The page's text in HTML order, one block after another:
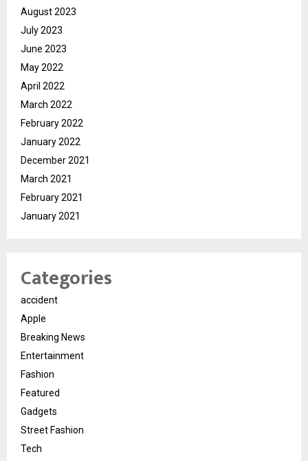
August 2023
July 2023
June 2023
May 2022
April 2022
March 2022
February 2022
January 2022
December 2021
March 2021
February 2021
January 2021
Categories
accident
Apple
Breaking News
Entertainment
Fashion
Featured
Gadgets
Street Fashion
Tech